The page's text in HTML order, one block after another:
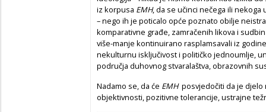
iz korpusa EMH, da se učinci nečega ili
– nego ih je poticalo opće poznato obilje
komparativne građe, zamračenih likova i
više-manje kontinuirano rasplamsavali iz
nekulturnu isključivost i političko jednoumlje,
područja duhovnog stvaralaštva, obrazovnih
Nadamo se, da će EMHposvjedočiti da je djelo
objektivnosti, pozitivne tolerancije, ustrajne